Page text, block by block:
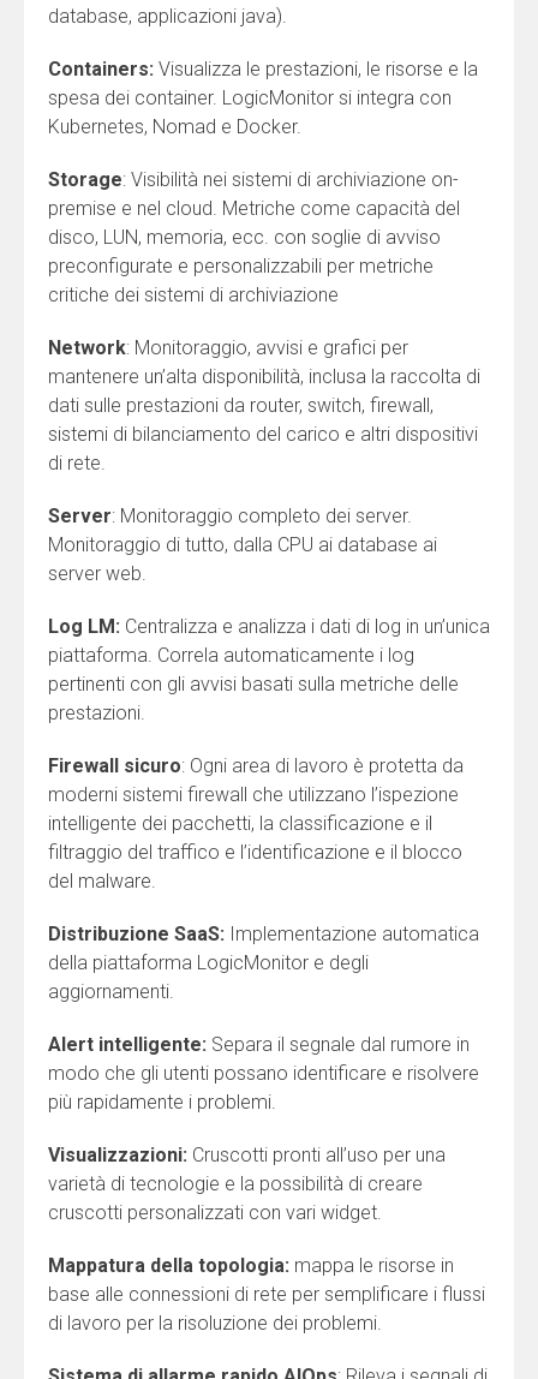
database, applicazioni java).
Containers: Visualizza le prestazioni, le risorse e la
spesa dei container. LogicMonitor si integra con
Kubernetes, Nomad e Docker.
Storage: Visibilità nei sistemi di archiviazione on-
premise e nel cloud. Metriche come capacità del
disco, LUN, memoria, ecc. con soglie di avviso
preconfigurate e personalizzabili per metriche
critiche dei sistemi di archiviazione
Network: Monitoraggio, avvisi e grafici per
mantenere un’alta disponibilità, inclusa la raccolta di
dati sulle prestazioni da router, switch, firewall,
sistemi di bilanciamento del carico e altri dispositivi
di rete.
Server: Monitoraggio completo dei server.
Monitoraggio di tutto, dalla CPU ai database ai
server web.
Log LM: Centralizza e analizza i dati di log in un’unica
piattaforma. Correla automaticamente i log
pertinenti con gli avvisi basati sulla metriche delle
prestazioni.
Firewall sicuro: Ogni area di lavoro è protetta da
moderni sistemi firewall che utilizzano l’ispezione
intelligente dei pacchetti, la classificazione e il
filtraggio del traffico e l’identificazione e il blocco
del malware.
Distribuzione SaaS: Implementazione automatica
della piattaforma LogicMonitor e degli
aggiornamenti.
Alert intelligente: Separa il segnale dal rumore in
modo che gli utenti possano identificare e risolvere
più rapidamente i problemi.
Visualizzazioni: Cruscotti pronti all’uso per una
varietà di tecnologie e la possibilità di creare
cruscotti personalizzati con vari widget.
Mappatura della topologia: mappa le risorse in
base alle connessioni di rete per semplificare i flussi
di lavoro per la risoluzione dei problemi.